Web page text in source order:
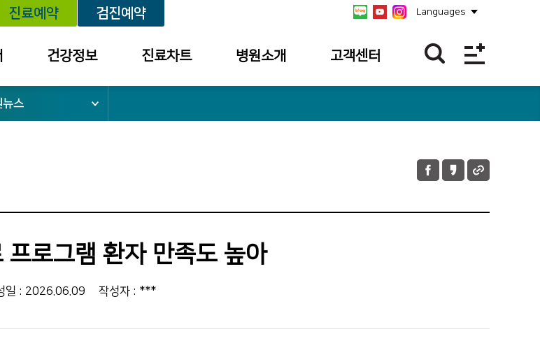
진료예약 검진예약 Languages
건강정보
건강정보
진료차트
예약내역
병원소개
병원개요
병원소식
고객센터
불편/건의접수
뉴스
프로그램 환자 만족도 높아
일 : 2026.06.09 작성자 : ***